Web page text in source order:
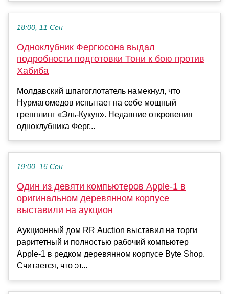
18:00, 11 Сен
Одноклубник Фергюсона выдал
подробности подготовки Тони к бою против
Хабиба
Молдавский шпагоглотатель намекнул, что
Нурмагомедов испытает на себе мощный
грепплинг «Эль-Кукуя». Недавние откровения
одноклубника Ферг...
19:00, 16 Сен
Один из девяти компьютеров Apple-1 в
оригинальном деревянном корпусе
выставили на аукцион
Аукционный дом RR Auction выставил на торги
раритетный и полностью рабочий компьютер
Apple-1 в редком деревянном корпусе Byte Shop.
Считается, что эт...